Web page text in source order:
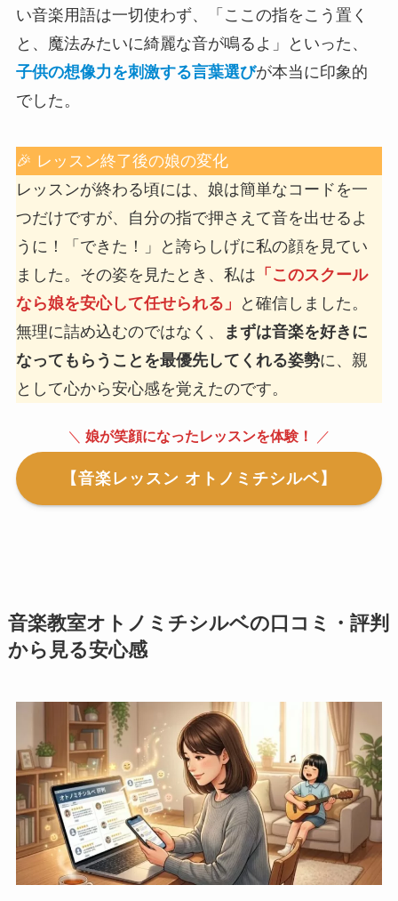
い音楽用語は一切使わず、「ここの指をこう置く
と、魔法みたいに綺麗な音が鳴るよ」といった、
子供の想像力を刺激する言葉選びが本当に印象的
でした。
🎉 レッスン終了後の娘の変化
レッスンが終わる頃には、娘は簡単なコードを一
つだけですが、自分の指で押さえて音を出せるよ
うに！「できた！」と誇らしげに私の顔を見てい
ました。その姿を見たとき、私は 「このスクール
なら娘を安心して任せられる」
と確信しました。
無理に詰め込むのではなく、
まずは音楽を好きに
なってもらうことを最優先してくれる姿勢に、親
として心から安心感を覚えたのです。
＼ 娘が笑顔になったレッスンを体験！ ／
【音楽レッスン オトノミチシルベ】
音楽教室オトノミチシルベの口コミ・評判
から見る安心感